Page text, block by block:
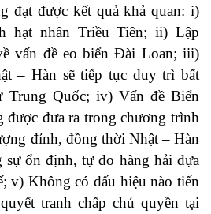
đạt được kết quả khả quan: i)
hạt nhân Triều Tiên; ii) Lập
vấn đề eo biển Đài Loan; iii)
– Hàn sẽ tiếp tục duy trì bất
Trung Quốc; iv) Vấn đề Biển
được đưa ra trong chương trình
đỉnh, đồng thời Nhật – Hàn
ổn định, tự do hàng hải dựa
v) Không có dấu hiệu nào tiến
tranh chấp chủ quyền tại